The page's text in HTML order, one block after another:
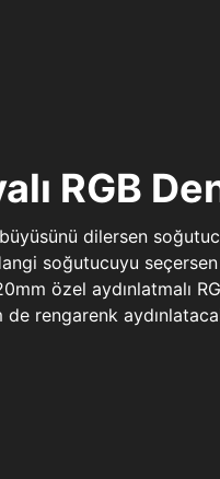
RGB
büyüsünü dilersen
soğutucuyu
özel aydınlatmalı
rengarenk